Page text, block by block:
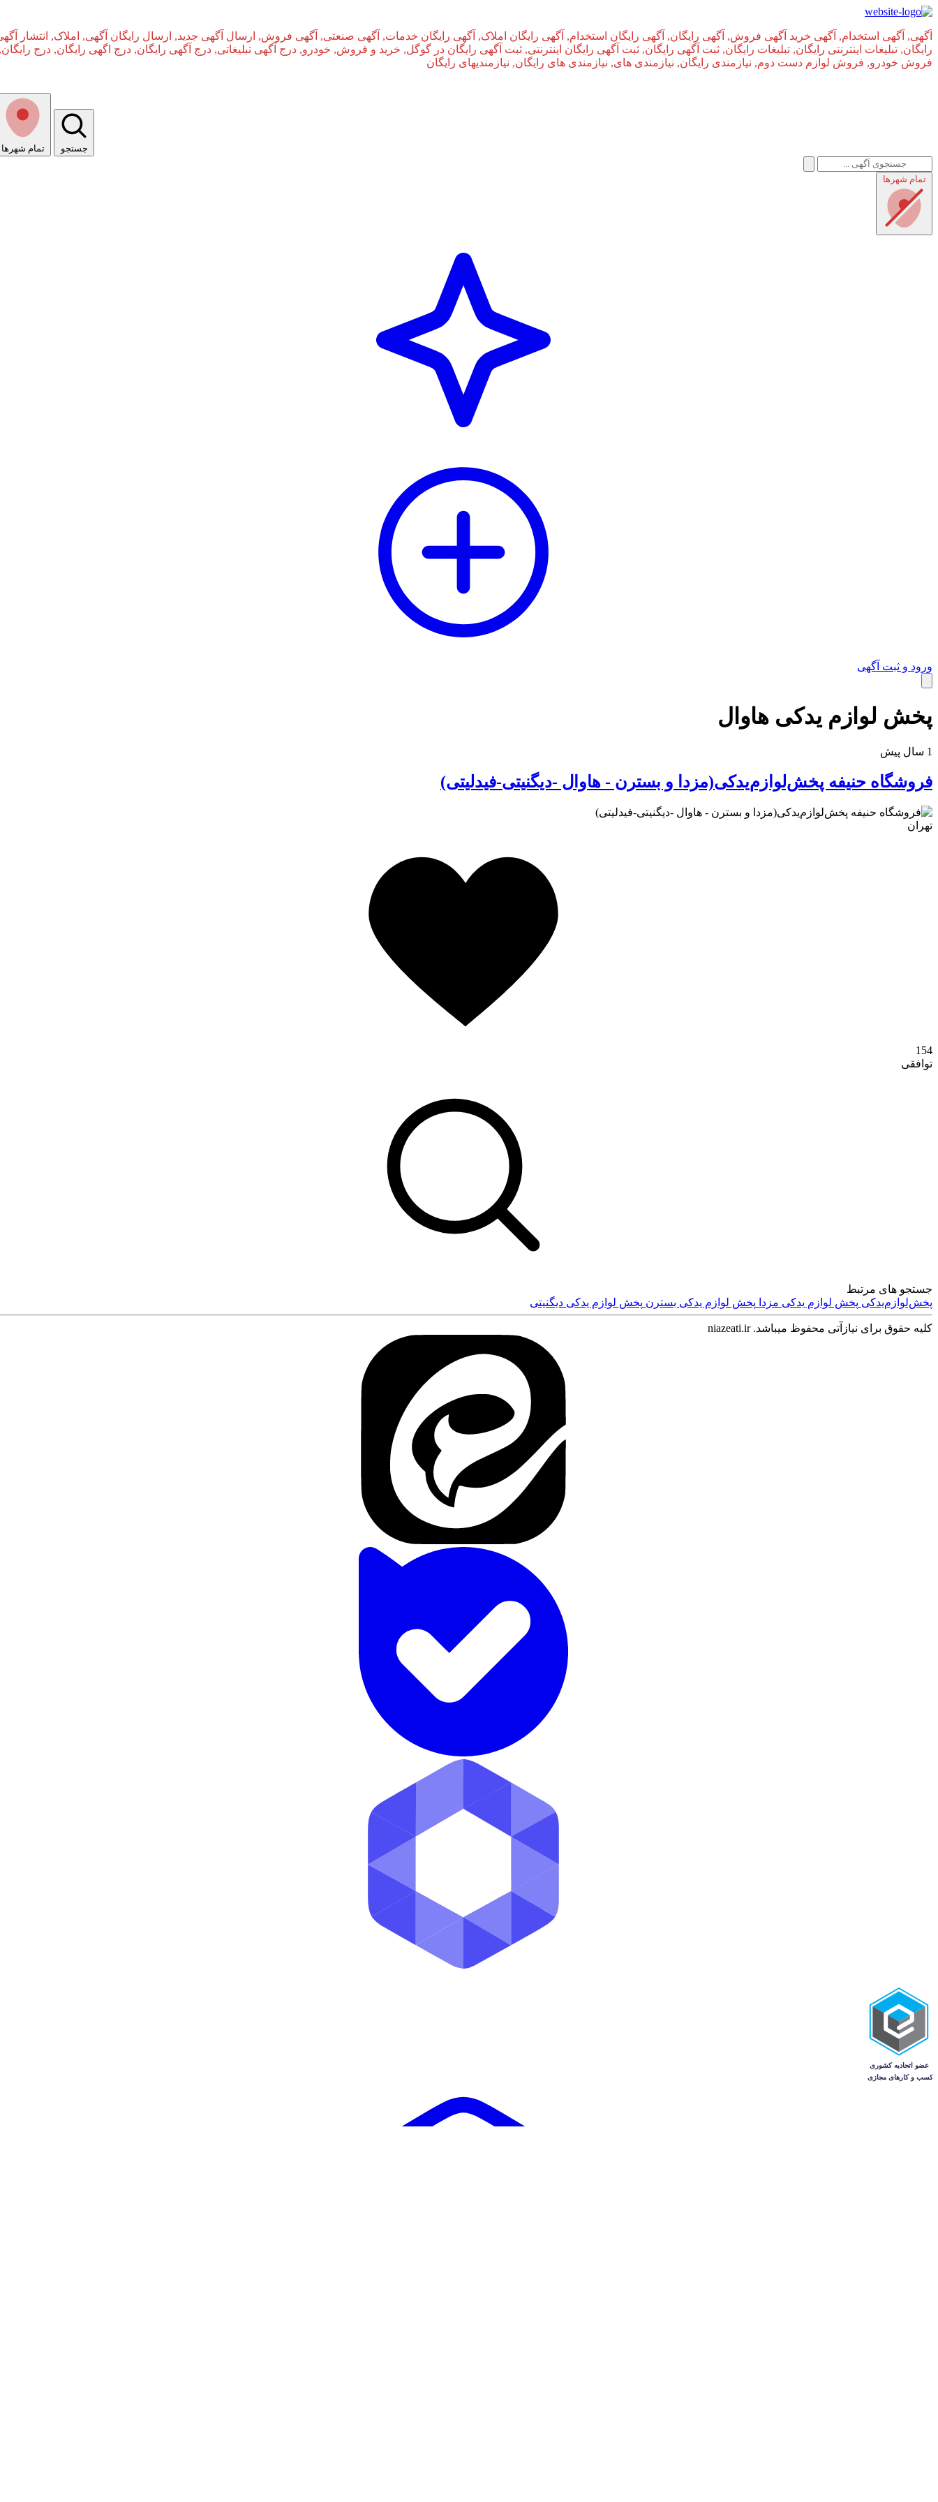
املاک
کالای دیجیتال
تجهیزات و صنعتی
آگهی, آگهی استخدام, آگهی خرید آگهی فروش, آگهی رایگان, آگهی رایگان استخدام, آگهی رایگان املاک, آگهی رایگان خدمات, آگهی صنعتی, آگهی فروش, ارسال آگهی جدید, ارسال رایگان آگهی, املاک, انتشار
رایگان, تبلیغات اینترنتی رایگان, تبلیغات رایگان, ثبت آگهی رایگان, ثبت آگهی رایگان اینترنتی, ثبت آگهی رایگان در گوگل, خرید و فروش, خودرو, درج آگهی تبلیغاتی, درج آگهی رایگان, درج اگهی رایگان, درج
فروش خودرو, فروش لوازم دست دوم, نیازمندی رایگان, نیازمندی های, نیازمندی‌ های رایگان, نیازمندیهای رایگان
تمام شهر‌ها جستجو
تمام شهر‌ها
ورود و ثبت آگهی
پخش‌ لوازم‌ یدکی هاوال
1 سال پیش
فروشگاه حنیفه پخش‌لوازم‌یدکی(مزدا و بسترن - هاوال -دیگنیتی-فیدلیتی)
تهران
154
توافقی
جستجو های مرتبط
پخش‌لوازم‌یدکی پخش‌ لوازم‌ یدکی مزدا پخش‌ لوازم‌ یدکی بسترن پخش‌ لوازم‌ یدکی دیگنیتی
کلیه حقوق برای نیازآتی محفوظ میباشد. niazeati.ir